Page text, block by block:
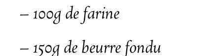
– 100g de farine
– 150g de beurre fondu